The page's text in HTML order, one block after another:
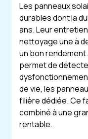
Les panneaux
durables dont la
ans. Leur
nettoyage une à
un bon
permet de
de vie, les
filière dédiée. Ce
combiné à une
rentable.